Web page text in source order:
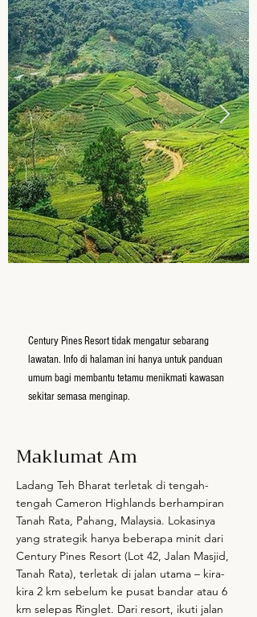
Century Pines Resort tidak mengatur sebarang
lawatan. Info di halaman ini hanya untuk panduan
umum bagi membantu tetamu menikmati kawasan
sekitar semasa menginap.
Maklumat Am
Ladang Teh Bharat terletak di tengah-
tengah Cameron Highlands berhampiran
Tanah Rata, Pahang, Malaysia. Lokasinya
yang strategik hanya beberapa minit dari
Century Pines Resort (Lot 42, Jalan Masjid,
Tanah Rata), terletak di jalan utama – kira-
kira 2 km sebelum ke pusat bandar atau 6
km selepas Ringlet. Dari resort, ikuti jalan